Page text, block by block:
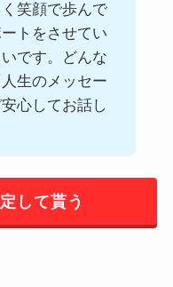
笑顔で歩んで
トをさせてい
です。どんな
生のメッセー
心してお話し
して貰う